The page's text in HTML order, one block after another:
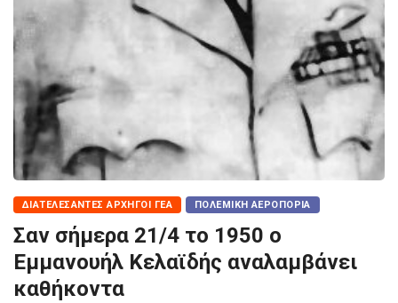
ΔΙΑΤΕΛΈΣΑΝΤΕΣ ΑΡΧΗΓΟΊ ΓΕΑ ΠΟΛΕΜΙΚΉ ΑΕΡΟΠΟΡΊΑ
Σαν σήμερα 21/4 το 1950 ο
Εμμανουήλ Κελαϊδής αναλαμβάνει
καθήκοντα